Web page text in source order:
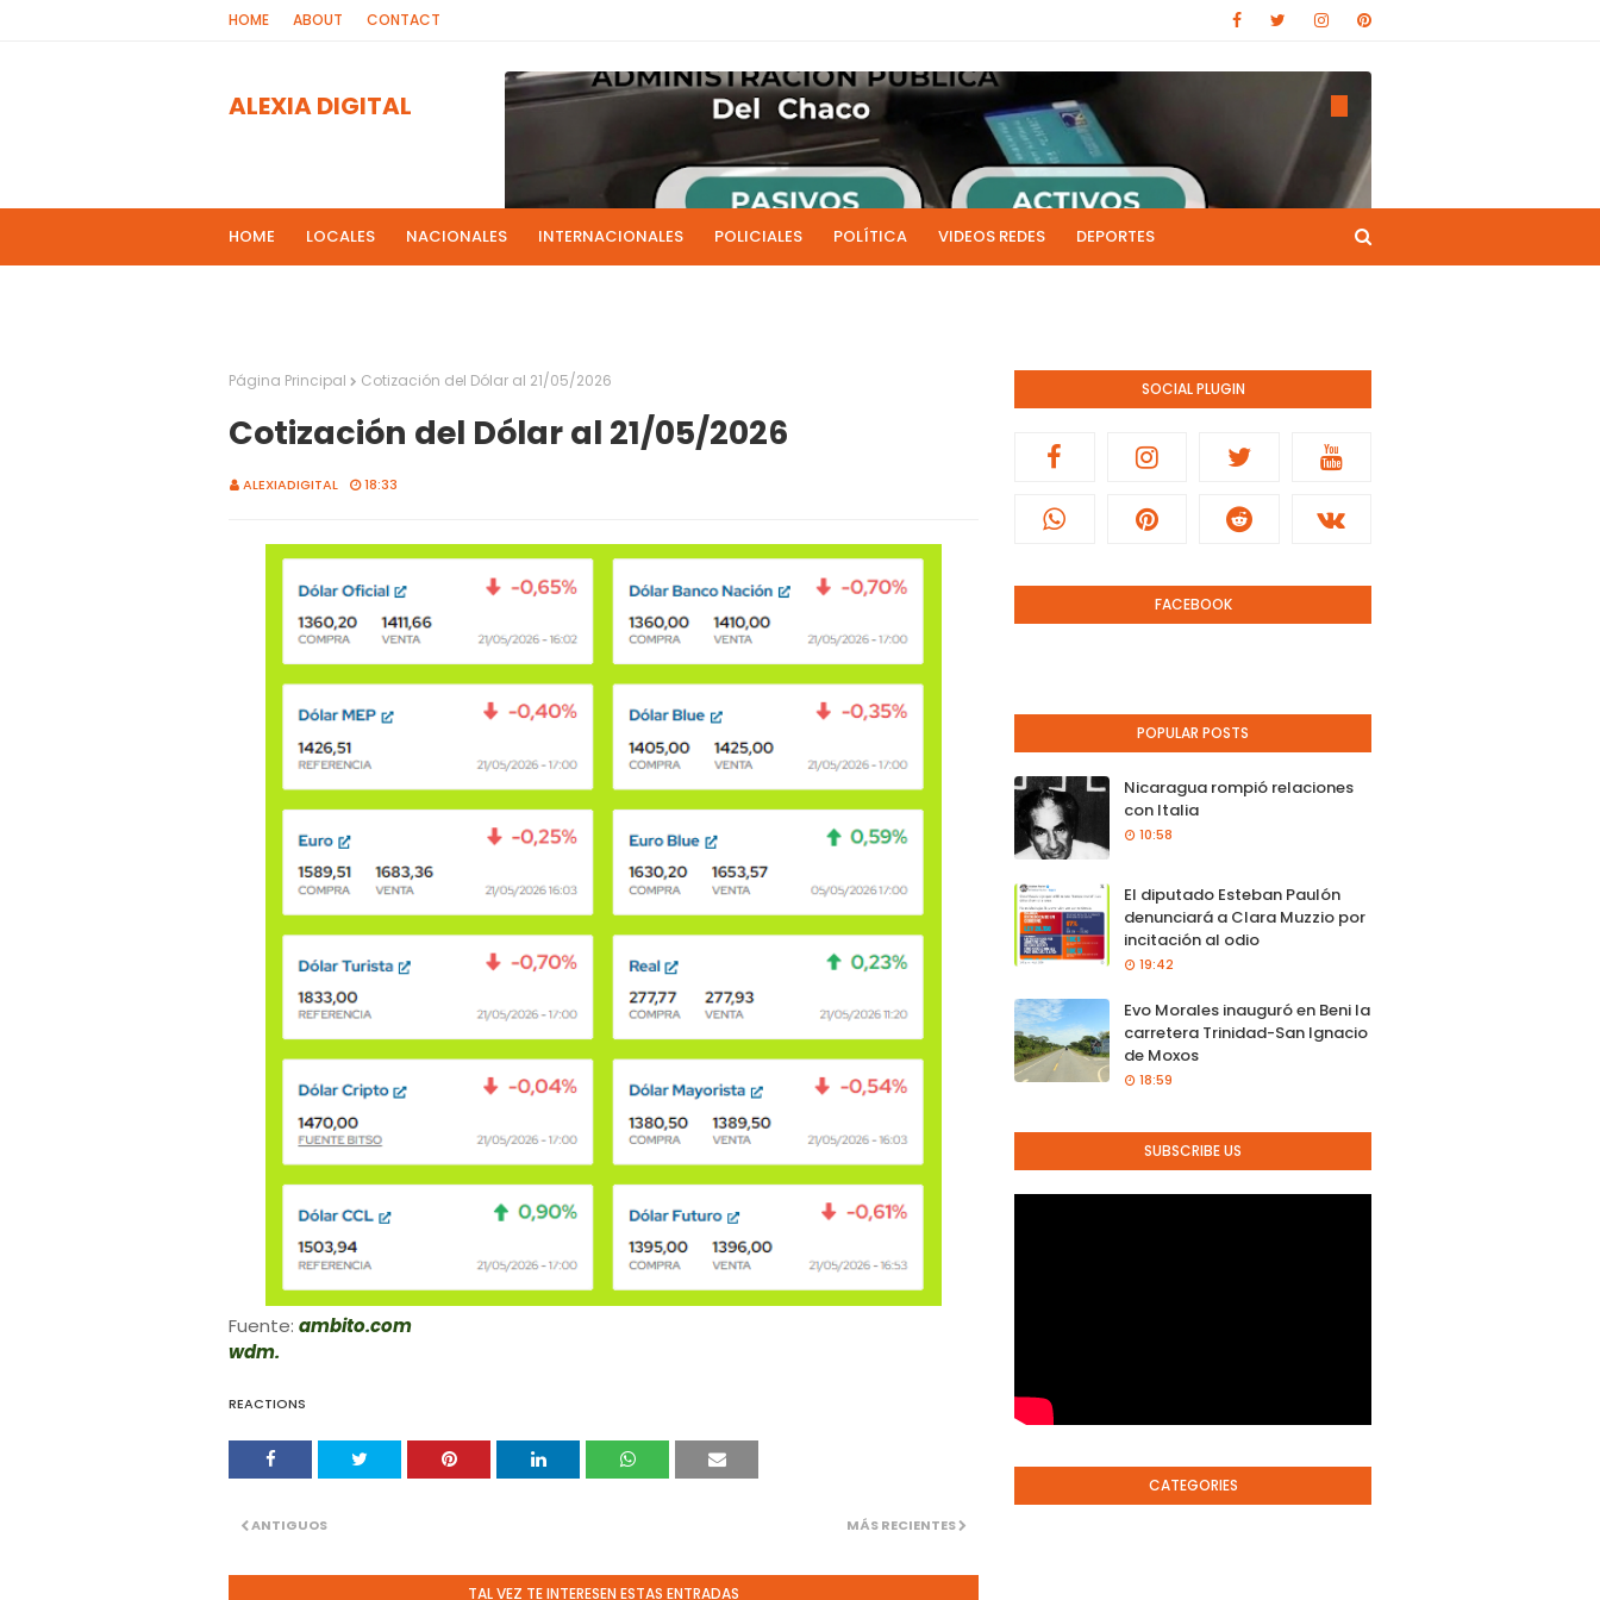
HOME ABOUT CONTACT
ALEXIA DIGITAL
HOME LOCALES NACIONALES INTERNACIONALES POLICIALES POLÍTICA VIDEOS REDES DEPORTES
Página Principal Cotización del Dólar al 21/05/2026
Cotización del Dólar al 21/05/2026
ALEXIADIGITAL 18:33
Fuente: ambito.com
wdm.
REACTIONS
MÁS RECIENTES
ANTIGUOS
TAL VEZ TE INTERESEN ESTAS ENTRADAS
SOCIAL PLUGIN
FACEBOOK
POPULAR POSTS
Nicaragua rompió relaciones
con Italia
10:58
El diputado Esteban Paulón
denunciará a Clara Muzzio por
incitación al odio
19:42
Evo Morales inauguró en Beni la
carretera Trinidad-San Ignacio
de Moxos
18:59
SUBSCRIBE US
CATEGORIES